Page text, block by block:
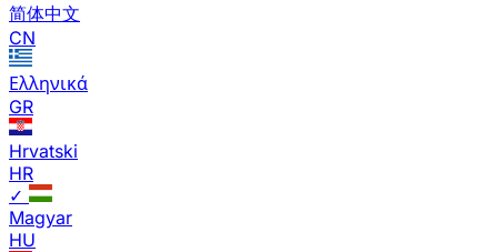
简体中文
CN
Ελληνικά
GR
Hrvatski
HR
✓
Magyar
HU